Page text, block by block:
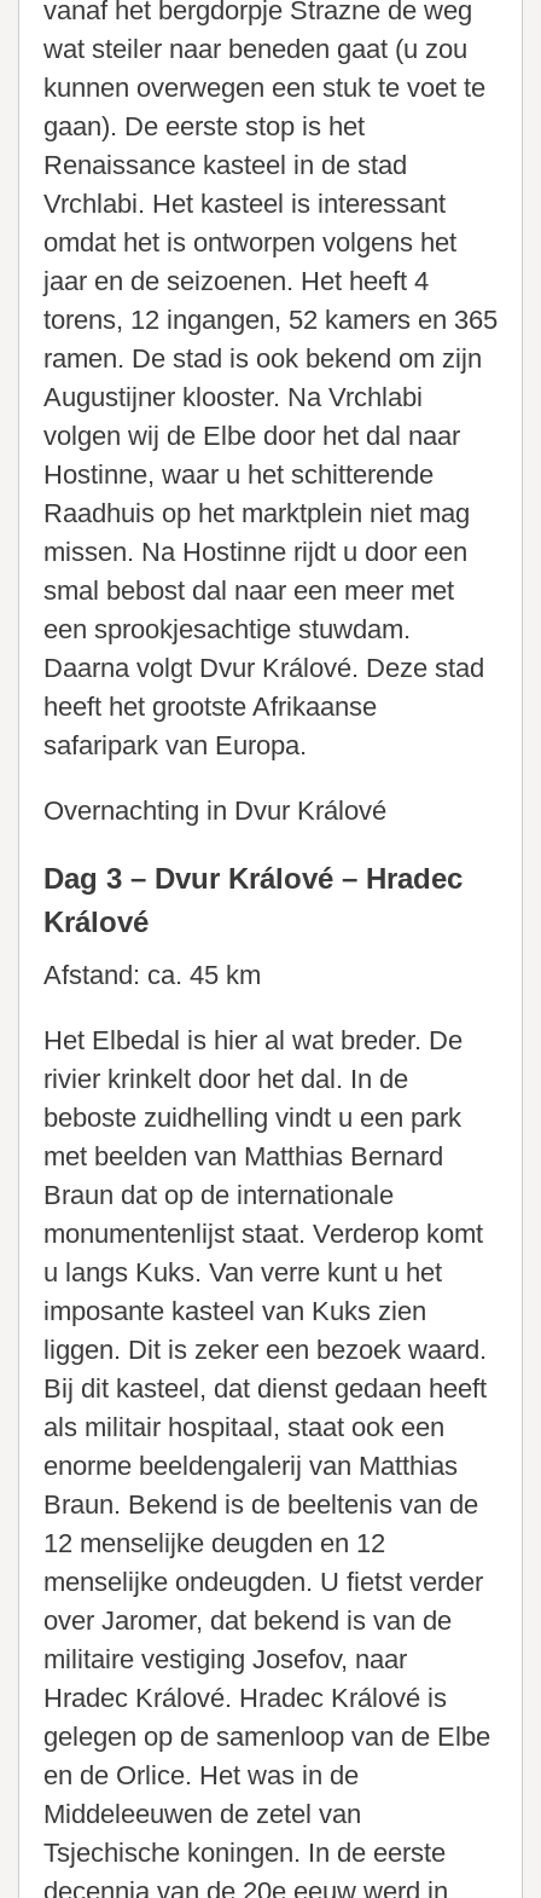
vanaf het bergdorpje Strazne de weg
wat steiler naar beneden gaat (u zou
kunnen overwegen een stuk te voet te
gaan). De eerste stop is het
Renaissance kasteel in de stad
Vrchlabi. Het kasteel is interessant
omdat het is ontworpen volgens het
jaar en de seizoenen. Het heeft 4
torens, 12 ingangen, 52 kamers en 365
ramen. De stad is ook bekend om zijn
Augustijner klooster. Na Vrchlabi
volgen wij de Elbe door het dal naar
Hostinne, waar u het schitterende
Raadhuis op het marktplein niet mag
missen. Na Hostinne rijdt u door een
smal bebost dal naar een meer met
een sprookjesachtige stuwdam.
Daarna volgt Dvur Králové. Deze stad
heeft het grootste Afrikaanse
safaripark van Europa.
Overnachting in Dvur Králové
Dag 3 – Dvur Králové – Hradec
Králové
Afstand: ca. 45 km
Het Elbedal is hier al wat breder. De
rivier krinkelt door het dal. In de
beboste zuidhelling vindt u een park
met beelden van Matthias Bernard
Braun dat op de internationale
monumentenlijst staat. Verderop komt
u langs Kuks. Van verre kunt u het
imposante kasteel van Kuks zien
liggen. Dit is zeker een bezoek waard.
Bij dit kasteel, dat dienst gedaan heeft
als militair hospitaal, staat ook een
enorme beeldengalerij van Matthias
Braun. Bekend is de beeltenis van de
12 menselijke deugden en 12
menselijke ondeugden. U fietst verder
over Jaromer, dat bekend is van de
militaire vestiging Josefov, naar
Hradec Králové. Hradec Králové is
gelegen op de samenloop van de Elbe
en de Orlice. Het was in de
Middeleeuwen de zetel van
Tsjechische koningen. In de eerste
decennia van de 20e eeuw werd in